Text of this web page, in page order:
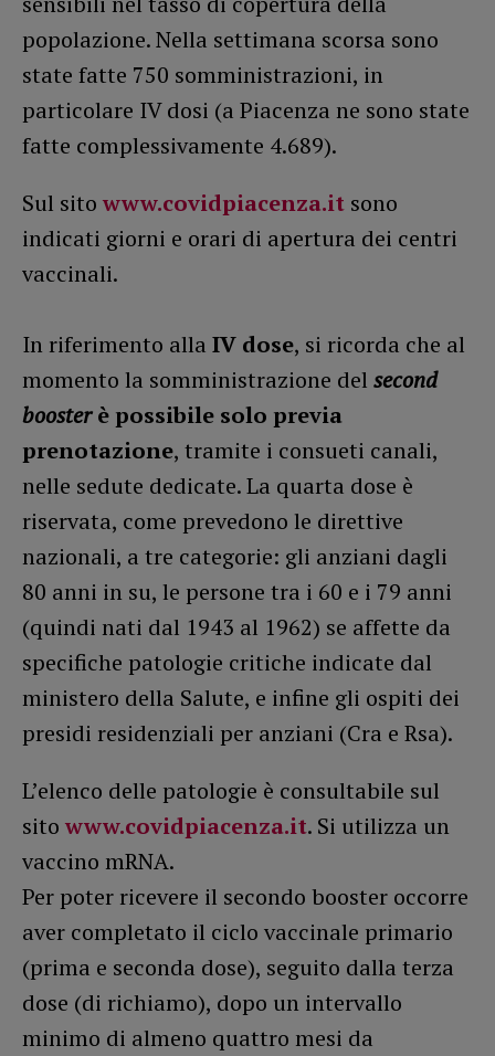
popolazione. Nella settimana scorsa sono
state fatte 750 somministrazioni, in
particolare IV dosi (a Piacenza ne sono state
fatte complessivamente 4.689).
Sul sito www.covidpiacenza.it sono
indicati giorni e orari di apertura dei centri
vaccinali.
In riferimento alla IV dose, si ricorda che al
momento la somministrazione del second
boosterè possibile solo previa
prenotazione, tramite i consueti canali,
nelle sedute dedicate. La quarta dose è
riservata, come prevedono le direttive
nazionali, a tre categorie: gli anziani dagli
80 anni in su, le persone tra i 60 e i 79 anni
(quindi nati dal 1943 al 1962) se affette da
specifiche patologie critiche indicate dal
ministero della Salute, e infine gli ospiti dei
presidi residenziali per anziani (Cra e Rsa).
L’elenco delle patologie è consultabile sul
sito www.covidpiacenza.it. Si utilizza un
vaccino mRNA.
Per poter ricevere il secondo booster occorre
aver completato il ciclo vaccinale primario
(prima e seconda dose), seguito dalla terza
dose (di richiamo), dopo un intervallo
minimo di almeno quattro mesi da